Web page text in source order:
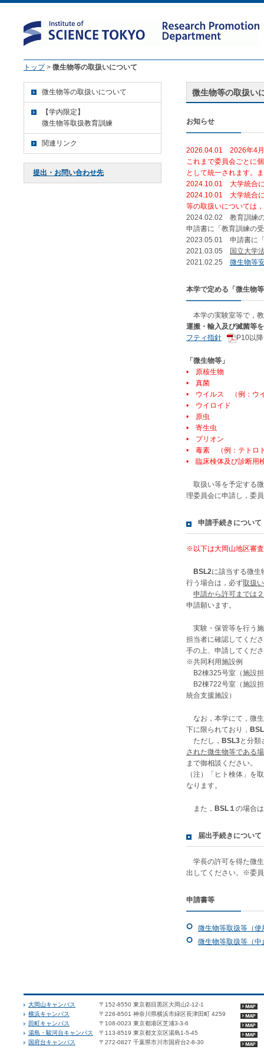
トップ> 微生物等の取扱いについて
微生物等の取扱い
お知らせ
2026.04.01 2026年4月
これまで委員会ごとに
として統一されます。
2024.10.01 大学統合
2024.10.01 大学統合に
等の取扱いについては
2024.02.02 教育訓練の
申請書に「教育訓練の
2023.05.01 申請書に「
2021.03.05
国立大学
2021.02.25 微生物等
本学で定める「微生物
本学の実験室等で，
運搬・輸入及び滅菌等
フティ指針
P10以
「微生物等」
• 原核生物
• 真菌
• ウイルス （例：ウイ
• ウイロイド
• 原虫
• 寄生虫
• プリオン
• 毒素 （例：テトロド
• 臨床検体及び診断用
取扱い等を予定する
理委員会に申請し，委
申請手続きについて
※以下は大岡山地区審
BSL2に該当する微生
行う場合は，必ず取扱
申請から許可までは
申請願います。
実験・保管等を行う
担当者に確認してくだ
手の上、申請してくだ
※共同利用施設例
B2棟325号室（施設
B2棟722号室（施設
統合支援施設）
なお，本学にて，微
下に限られており，
ただし， BSL3と分類
された微生物等である
まで御相談ください。
（注）「ヒト検体」を
なります。
また， BSL１の場合
届出手続きについて
学長の許可を得た微
出してください。※委
申請書等
微生物等取扱等（
微生物等取扱等（
微生物等の取扱いについて
【学内限定】
微生物等取扱教育訓練
関連リンク
提出・お問い合わせ先
大岡山キャンパス
〒152-8550 東京都目黒区大岡山2-12-1
横浜キャンパス
〒226-8501 神奈川県横浜市緑区長津田町 4259
田町キャンパス
〒108-0023 東京都港区芝浦3-3-6
湯島・駿河台キャンパス
〒113-8519 東京都文京区湯島1-5-45
国府台キャンパス
〒272-0827 千葉県市川市国府台2-8-30